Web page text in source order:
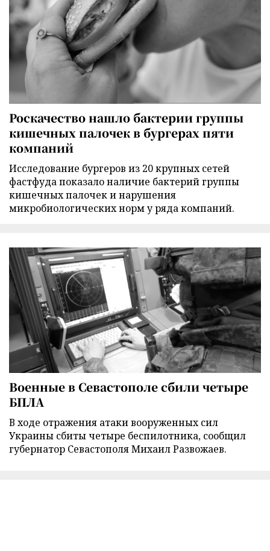
Роскачество нашло бактерии группы
кишечных палочек в бургерах пяти
компаний
Исследование бургеров из 20 крупных сетей
фастфуда показало наличие бактерий группы
кишечных палочек и нарушения
микробиологических норм у ряда компаний.
Военные в Севастополе сбили четыре
БПЛА
В ходе отражения атаки вооруженных сил
Украины сбиты четыре беспилотника, сообщил
губернатор Севастополя Михаил Развожаев.